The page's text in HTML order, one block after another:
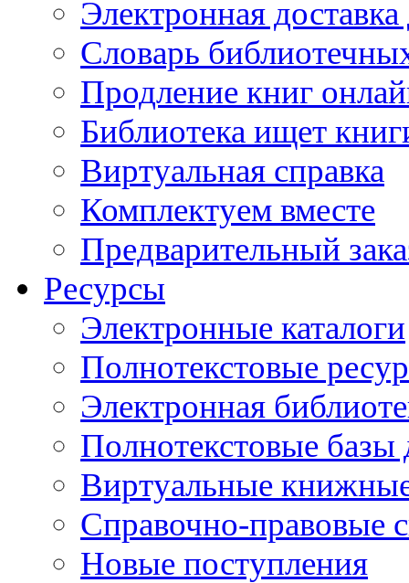
Электронная
Словарь
Продление книг
Библиотека ищет
Виртуальная справка
Комплектуем вместе
Предварительный
Ресурсы
Электронные каталоги
Полнотекстовые
Электронная
Полнотекстовые
Виртуальные
Справочно-правовые
Новые поступления